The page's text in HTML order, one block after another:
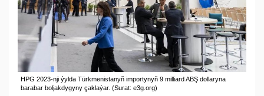
HPG 2023-nji ýylda Türkmenistanyň importynyň 9 milliard ABŞ dollaryna
barabar boljakdygyny çaklaýar. (Surat: e3g.org)